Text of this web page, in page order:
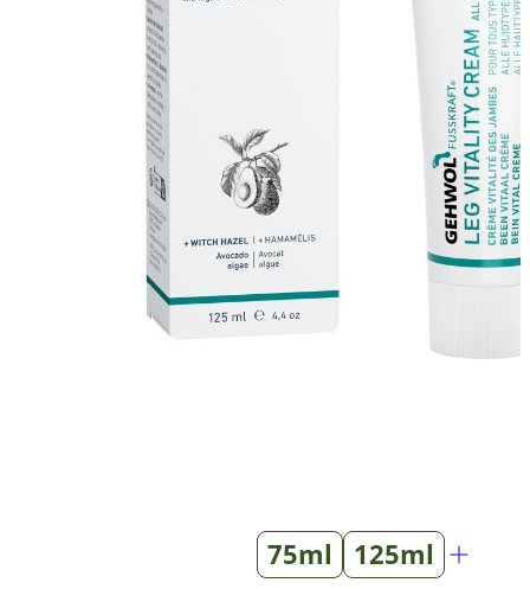
75ml 125ml